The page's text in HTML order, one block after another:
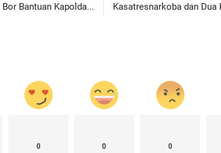
Bantuan Kapolda...
Kasatresnarkoba dan Dua
0 0 0